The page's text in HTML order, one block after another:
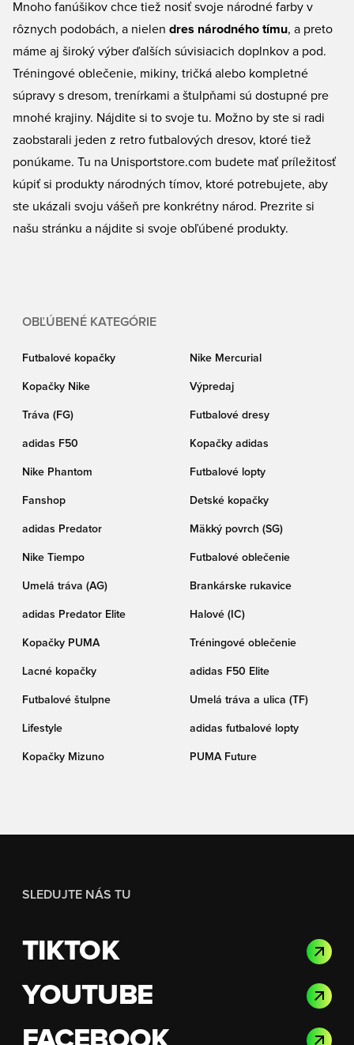
Mnoho fanúšikov chce tiež nosiť svoje národné farby v
rôznych podobách, a nielen dres národného tímu, a preto
máme aj široký výber ďalších súvisiacich doplnkov a pod.
Tréningové oblečenie, mikiny, tričká alebo kompletné
súpravy s dresom, trenírkami a štulpňami sú dostupné pre
mnohé krajiny. Nájdite si to svoje tu. Možno by ste si radi
zaobstarali jeden z retro futbalových dresov, ktoré tiež
ponúkame. Tu na Unisportstore.com budete mať príležitosť
kúpiť si produkty národných tímov, ktoré potrebujete, aby
ste ukázali svoju vášeň pre konkrétny národ. Prezrite si
našu stránku a nájdite si svoje obľúbené produkty.
OBĽÚBENÉ KATEGÓRIE
Futbalové kopačky Nike Mercurial
Kopačky Nike Výpredaj
Tráva (FG) Futbalové dresy
adidas F50 Kopačky adidas
Nike Phantom Futbalové lopty
Fanshop Detské kopačky
adidas Predator Mäkký povrch (SG)
Nike Tiempo Futbalové oblečenie
Umelá tráva (AG) Brankárske rukavice
adidas Predator Elite Halové (IC)
Kopačky PUMA Tréningové oblečenie
Lacné kopačky adidas F50 Elite
Futbalové štulpne Umelá tráva a ulica (TF)
Lifestyle adidas futbalové lopty
Kopačky Mizuno PUMA Future
SLEDUJTE NÁS TU
TIKTOK
YOUTUBE